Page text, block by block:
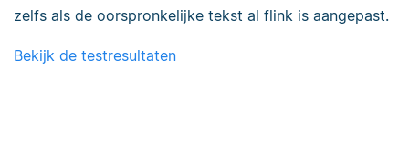
zelfs als de oorspronkelijke tekst al flink is aangepast.
Bekijk de testresultaten